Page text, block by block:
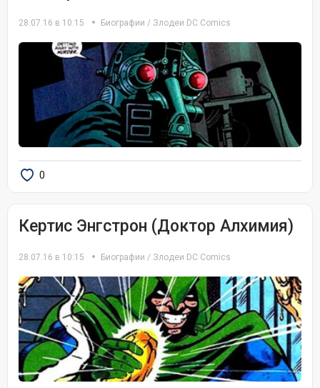
28.07.16 в 10:15 Биографии / Злодеи DC Comics
0
Кертис Энгстрон (Доктор Алхимия)
28.07.16 в 10:15 Биографии / Злодеи DC Comics